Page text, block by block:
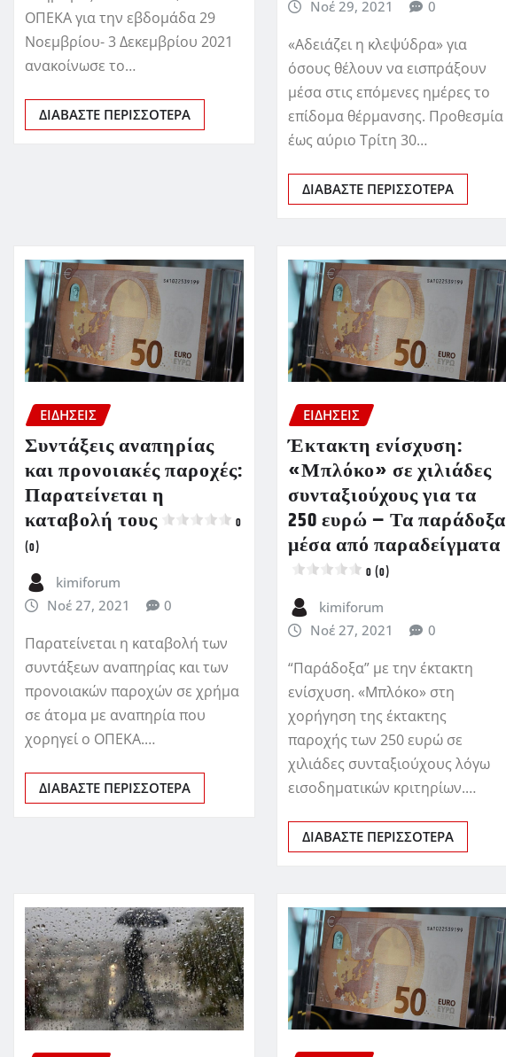
ΟΠΕΚΑ για την εβδομάδα 29
Νοεμβρίου- 3 Δεκεμβρίου 2021
ανακοίνωσε το…
ΔΙΑΒΆΣΤΕ ΠΕΡΙΣΣΌΤΕΡΑ
Νοέ 29, 2021
0
«Αδειάζει η κλεψύδρα» για
όσους θέλουν να εισπράξουν
μέσα στις επόμενες ημέρες το
επίδομα θέρμανσης. Προθεσμία
έως αύριο Τρίτη 30…
ΔΙΑΒΆΣΤΕ ΠΕΡΙΣΣΌΤΕΡΑ
ΕΙΔΗΣΕΙΣ
Συντάξεις αναπηρίας
και προνοιακές παροχές:
Παρατείνεται η
καταβολή τους
0
(0)
kimiforum
Νοέ 27, 2021
0
Παρατείνεται η καταβολή των
συντάξεων αναπηρίας και των
προνοιακών παροχών σε χρήμα
σε άτομα με αναπηρία που
χορηγεί ο ΟΠΕΚΑ.…
ΔΙΑΒΆΣΤΕ ΠΕΡΙΣΣΌΤΕΡΑ
ΕΙΔΗΣΕΙΣ
Έκτακτη ενίσχυση:
«Μπλόκο» σε χιλιάδες
συνταξιούχους για τα
250 ευρώ – Τα παράδοξα
μέσα από παραδείγματα
0 (0)
kimiforum
Νοέ 27, 2021
0
“Παράδοξα” με την έκτακτη
ενίσχυση. «Μπλόκο» στη
χορήγηση της έκτακτης
παροχής των 250 ευρώ σε
χιλιάδες συνταξιούχους λόγω
εισοδηματικών κριτηρίων.…
ΔΙΑΒΆΣΤΕ ΠΕΡΙΣΣΌΤΕΡΑ